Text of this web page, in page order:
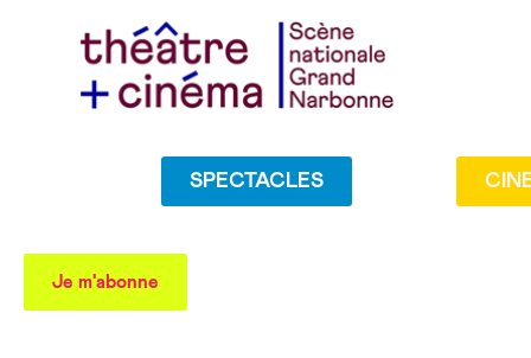
SPECTACLES
Je m'abonne